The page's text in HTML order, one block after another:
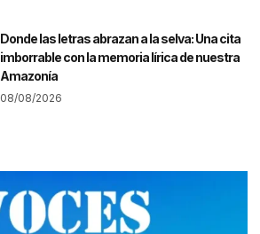
Donde las letras abrazan a la selva: Una cita
imborrable con la memoria lírica de nuestra
Amazonía
08/08/2026